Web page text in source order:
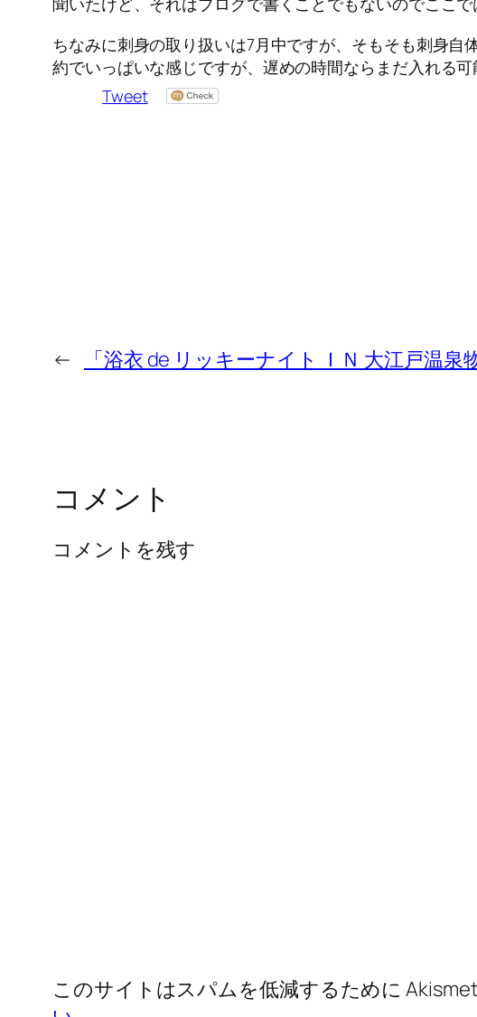
ちなみに刺身の取り扱いは7月中ですが、そもそも刺身
約でいっぱいな感じですが、遅めの時間ならまだ入れる
Tweet
← 「浴衣 de リッキーナイト ＩＮ 大江戸温
コメント
コメントを残す
このサイトはスパムを低減するために Akismet